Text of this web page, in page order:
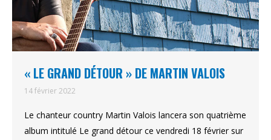
« LE GRAND DÉTOUR » DE MARTIN VALOIS
14 février 2022
Le chanteur country Martin Valois lancera son quatrième
album intitulé Le grand détour ce vendredi 18 février sur